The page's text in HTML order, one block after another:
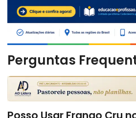
Perguntas